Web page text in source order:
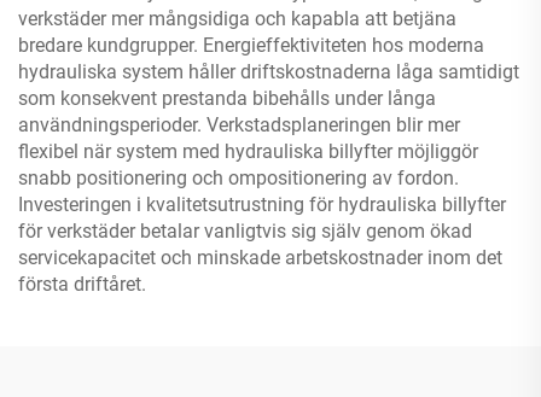
verkstäder mer mångsidiga och kapabla att betjäna
bredare kundgrupper. Energieffektiviteten hos moderna
hydrauliska system håller driftskostnaderna låga samtidigt
som konsekvent prestanda bibehålls under långa
användningsperioder. Verkstadsplaneringen blir mer
flexibel när system med hydrauliska billyfter möjliggör
snabb positionering och ompositionering av fordon.
Investeringen i kvalitetsutrustning för hydrauliska billyfter
för verkstäder betalar vanligtvis sig själv genom ökad
servicekapacitet och minskade arbetskostnader inom det
första driftåret.